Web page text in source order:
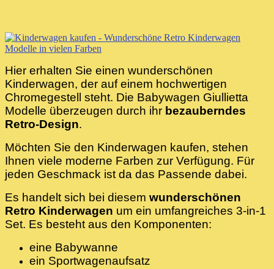
Hier erhalten Sie einen wunderschönen
Kinderwagen, der auf einem hochwertigen
Chromegestell steht. Die Babywagen Giullietta
Modelle überzeugen durch ihr bezauberndes
Retro-Design.
Möchten Sie den Kinderwagen kaufen, stehen
Ihnen viele moderne Farben zur Verfügung. Für
jeden Geschmack ist da das Passende dabei.
Es handelt sich bei diesem wunderschönen
Retro Kinderwagen um ein umfangreiches 3-in-1
Set. Es besteht aus den Komponenten:
eine Babywanne
ein Sportwagenaufsatz